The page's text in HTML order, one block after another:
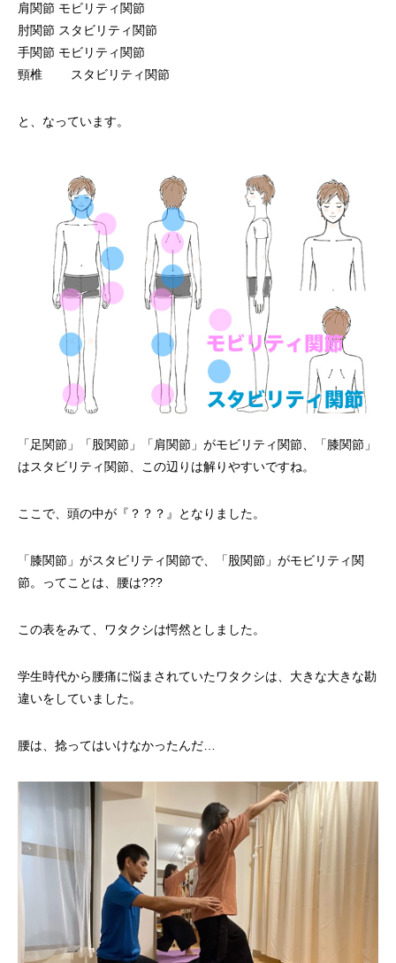
肩関節 モビリティ関節
肘関節 スタビリティ関節
手関節 モビリティ関節
頸椎 スタビリティ関節
と、なっています。
「足関節」「股関節」「肩関節」がモビリティ関節、「膝関節」
はスタビリティ関節、この辺りは解りやすいですね。
ここで、頭の中が『？？？』となりました。
「膝関節」がスタビリティ関節で、「股関節」がモビリティ関
節。ってことは、腰は???
この表をみて、ワタクシは愕然としました。
学生時代から腰痛に悩まされていたワタクシは、大きな大きな勘
違いをしていました。
腰は、捻ってはいけなかったんだ…